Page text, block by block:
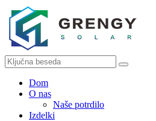
Dom
O nas
Naše potrdilo
Izdelki